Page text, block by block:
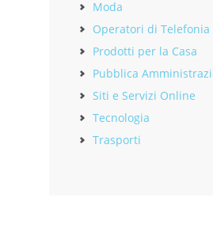
Moda
Operatori di Telefonia
Prodotti per la Casa
Pubblica
Siti e Servizi Online
Tecnologia
Trasporti